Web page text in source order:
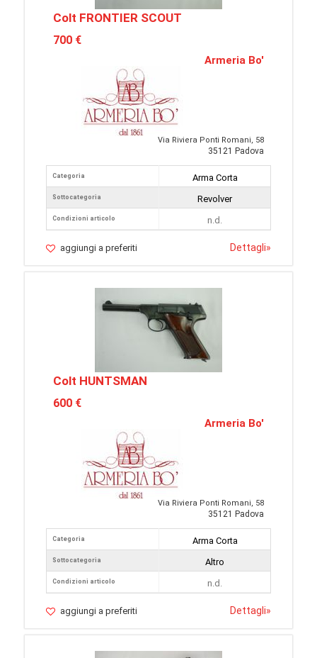
Colt FRONTIER SCOUT
700 €
Armeria Bo'
Via Riviera Ponti Romani, 58
35121 Padova
Categoria
Sottocategoria
Condizioni articolo
Arma Corta
Revolver
n.d.
aggiungi a preferiti Dettagli»
Colt HUNTSMAN
600 €
Armeria Bo'
Via Riviera Ponti Romani, 58
35121 Padova
Categoria
Sottocategoria
Condizioni articolo
Arma Corta
Altro
n.d.
aggiungi a preferiti Dettagli»